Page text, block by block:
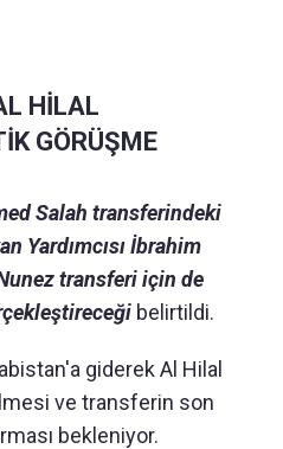
HİLAL
GÖRÜŞME
Salah transferindeki
Yardımcısı İbrahim
transferi için de
belirtildi.
giderek Al Hilal
ve transferin son
bekleniyor.